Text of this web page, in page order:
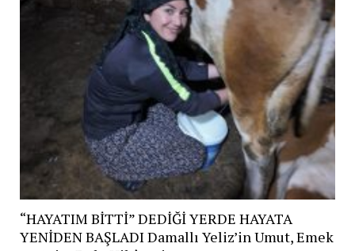
“HAYATIM BİTTİ” DEDİĞİ YERDE HAYATA
YENİDEN BAŞLADI Damallı Yeliz’in Umut, Emek